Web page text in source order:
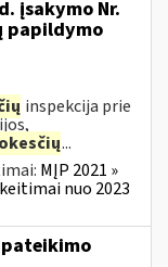
įsakymo Nr.
papildymo
inspekcija prie
...
MĮP 2021 »
nuo 2023
pateikimo